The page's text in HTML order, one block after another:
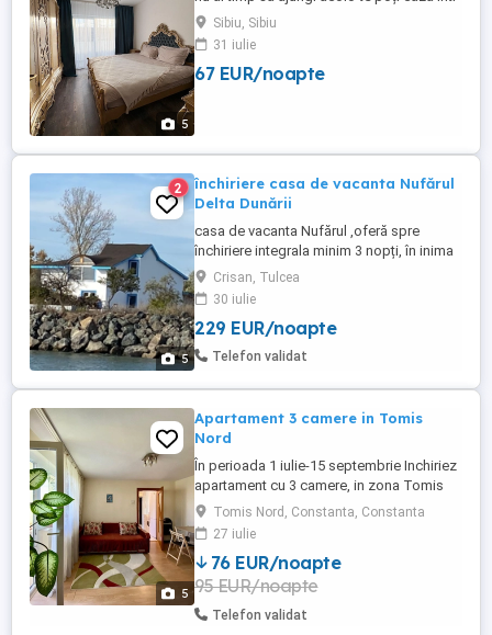
5
un apartament care îți va oferi vibul unei
vacanțe de neuitat în stil Venețian!
Apartamentul este compus din : Dormitor
singal foarte luminos și primitor. Dormitor
Sibiu, Sibiu
31 iulie
67 EUR/noapte
5
2
închiriere casa de vacanta Nufărul
Delta Dunării
casa de vacanta Nufărul ,oferă spre
închiriere integrala minim 3 nopți, în inima
deltei Dunării Crișan , cu facilități multiple,
3 dormitoare, 1 living 2 bai,,terasa
,bucătărie, piscina ,grătar, sauna, 2
pontoane private( cu posibiltate pt
pescuit) ,apă potabila gratuit ,surpriza de
Crisan, Tulcea
30 iulie
229 EUR/noapte
Telefon validat
5
Apartament 3 camere in Tomis
Nord
În perioada 1 iulie-15 septembrie Inchiriez
apartament cu 3 camere, in zona Tomis
Nord, mobilat si utilat, In apropiere se afla
Statiunea Mamaia, City Park Mall, Satul de
Vacanta , Parcul Tabacariei , Mega Image,
Carrefour, cafenele. Dispune de aer
conditionat si cate un TV led in fiecare
camera. Este ...
Tomis Nord, Constanta, Constanta
27 iulie
76 EUR/noapte
95 EUR/noapte
Telefon validat